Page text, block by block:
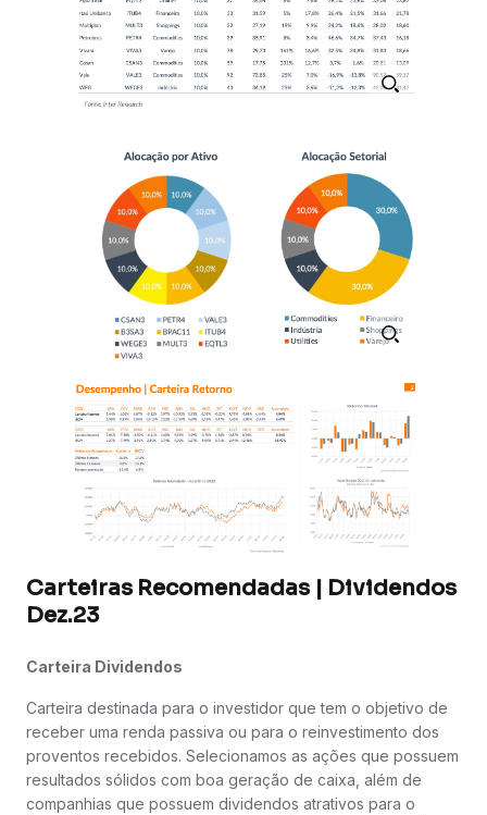
Carteiras Recomendadas | Dividendos
Dez.23
Carteira Dividendos
Carteira destinada para o investidor que tem o objetivo de
receber uma renda passiva ou para o reinvestimento dos
proventos recebidos. Selecionamos as ações que possuem
resultados sólidos com boa geração de caixa, além de
companhias que possuem dividendos atrativos para o